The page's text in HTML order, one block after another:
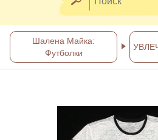
г.Днепр, ул.
Посмотреть
НАШИ
КАК
КАК
ПОЛНАЯ
Шалена Майка:
Футболки